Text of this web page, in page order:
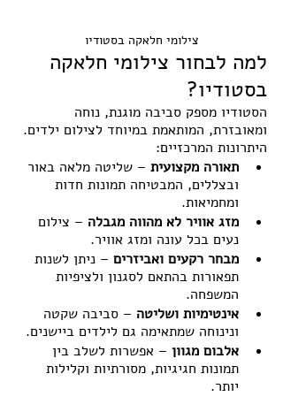
צילומי חלאקה בסטודיו
למה לבחור צילומי חלאקה
בסטודיו?
הסטודיו מספק סביבה מוגנת, נוחה
ומאובזרת, המותאמת במיוחד לצילום ילדים.
היתרונות המרכזיים:
תאורה מקצועית – שליטה מלאה באור
ובצללים, המבטיחה תמונות חדות
ומחמיאות.
מזג אוויר לא מהווה מגבלה – צילום
נעים בכל עונה ומזג אוויר.
מבחר רקעים ואביזרים – ניתן לשנות
תפאורות בהתאם לסגנון ולציפיות
המשפחה.
אינטימיות ושליטה – סביבה שקטה
ונינוחה שמתאימה גם לילדים ביישנים.
אלבום מגוון – אפשרות לשלב בין
תמונות חגיגיות, מסורתיות וקלילות
יותר.